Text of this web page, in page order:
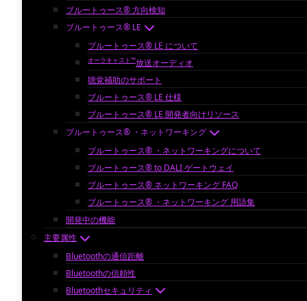
ブルートゥース® 方向検知
ブルートゥース® LE
ブルートゥース® LE について
オーラキャスト™放送オーディオ
聴覚補助のサポート
ブルートゥース® LE 仕様
ブルートゥース® LE 開発者向けリソース
ブルートゥース® ・ネットワーキング
ブルートゥース® ・ネットワーキングについて
ブルートゥース® to DALI ゲートウェイ
ブルートゥース® ネットワーキング FAQ
ブルートゥース® ・ネットワーキング 用語集
開発中の機能
主要属性
Bluetoothの通信距離
Bluetoothの信頼性
Bluetoothセキュリティ